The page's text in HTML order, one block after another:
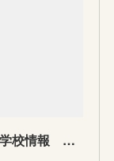
全私学展 |神奈川の私立中学校・高等学校情報 一般財団法人 神奈川県私立中学高等学校協会